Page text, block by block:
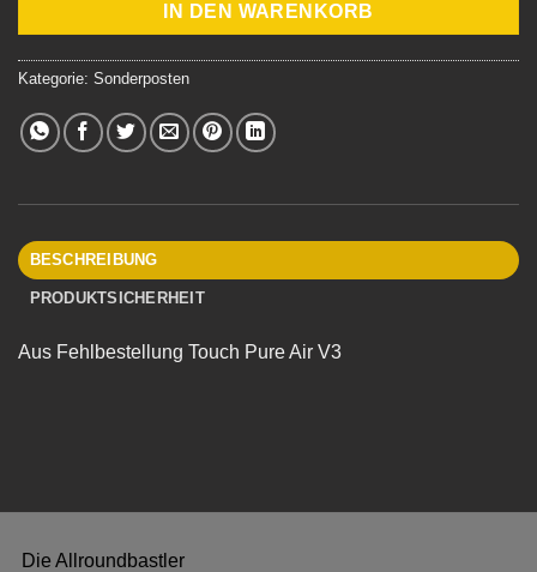
IN DEN WARENKORB
Kategorie: Sonderposten
BESCHREIBUNG
PRODUKTSICHERHEIT
Aus Fehlbestellung Touch Pure Air V3
Die Allroundbastler